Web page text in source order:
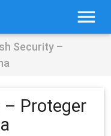
menu
Security –
– Proteger